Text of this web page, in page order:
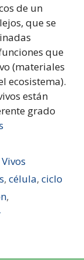
de un
que se
que
(materiales
ecosistema).
están
grado
,célula,ciclo
,